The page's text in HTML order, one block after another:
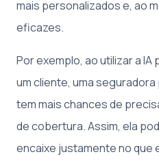
mais personalizados e, ao
eficazes.
Por exemplo, ao utilizar a
um cliente, uma
tem mais chances de
de cobertura. Assim, ela
encaixe justamente no que